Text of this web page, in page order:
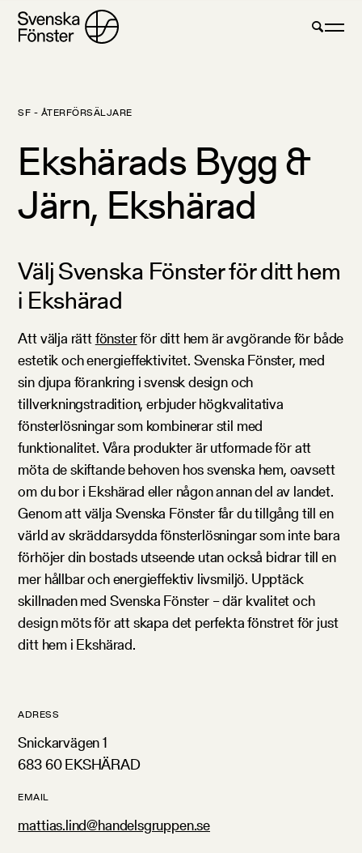
SF - ÅTERFÖRSÄLJARE
Ekshärads Bygg &
Järn, Ekshärad
Välj Svenska Fönster för ditt hem
i Ekshärad
Att välja rättfönsterför ditt hem är avgörande för både
estetik och energieffektivitet. Svenska Fönster, med
sin djupa förankring i svensk design och
tillverkningstradition, erbjuder högkvalitativa
fönsterlösningar som kombinerar stil med
funktionalitet. Våra produkter är utformade för att
möta de skiftande behoven hos svenska hem, oavsett
om du bor i Ekshärad eller någon annan del av landet.
Genom att välja Svenska Fönster får du tillgång till en
värld av skräddarsydda fönsterlösningar som inte bara
förhöjer din bostads utseende utan också bidrar till en
mer hållbar och energieffektiv livsmiljö. Upptäck
skillnaden med Svenska Fönster – där kvalitet och
design möts för att skapa det perfekta fönstret för just
ditt hem i Ekshärad.
ADRESS
Snickarvägen 1
683 60 EKSHÄRAD
EMAIL
mattias.lind@handelsgruppen.se